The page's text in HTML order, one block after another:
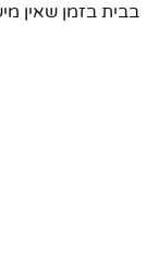
בבית בזמן שאין